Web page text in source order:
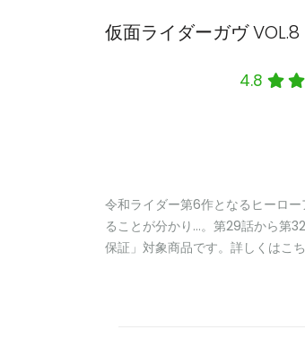
仮面ライダーガヴ VOL.8
4.8
令和ライダー第6作となるヒーロ
ることが分かり…。第29話から第
保証」対象商品です。詳しくはこ